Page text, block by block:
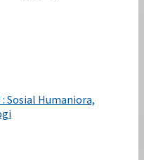
: Sosial Humaniora,